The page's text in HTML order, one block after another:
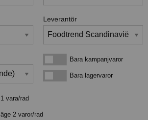
Leverantör
Bara kampanjvarorBara kampanjvaror
Bara lagervarorBara lagervaror
vara/rad
2 varor/rad